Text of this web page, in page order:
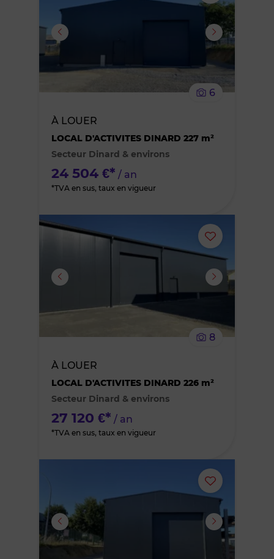
ou
supprimer
6
À LOUER
LOCAL D'ACTIVITES DINARD 227 m²
Secteur Dinard & environs
24 504 €* / an
*TVA en sus, taux en vigueur
Ajouter
ou
supprimer
le
8
À LOUER
LOCAL D'ACTIVITES DINARD 226 m²
Secteur Dinard & environs
27 120 €* / an
*TVA en sus, taux en vigueur
Ajouter
ou
supprimer